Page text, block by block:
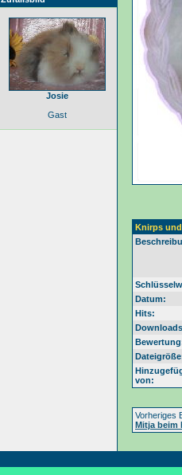
Josie
Gast
Knirps
Datum:
Hits:
von:
Vorheriges
Mitja beim